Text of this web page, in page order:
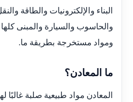
البناء والإلكترونيات والطاقة
والحاسوب والسيارة والمبنى
ومواد مستخرجة بطريقة ما.
ما المعادن؟
المعادن مواد طبيعية صلبة غالبًا